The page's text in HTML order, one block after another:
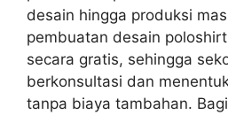
desain hingga produksi
pembuatan desain
secara gratis, sehingga
berkonsultasi dan
tanpa biaya tambahan.